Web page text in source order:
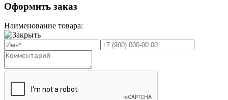
Оформить заказ
Наименование товара: